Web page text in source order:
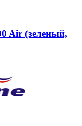
Air (зеленый,